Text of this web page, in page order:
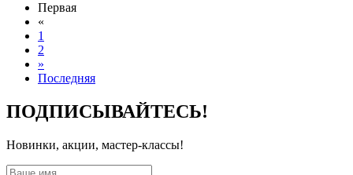
Первая
«
1
2
»
Последняя
ПОДПИСЫВАЙТЕСЬ!
Новинки, акции, мастер-классы!